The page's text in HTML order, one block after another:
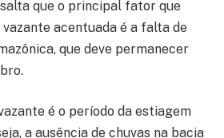
que o principal fator que
acentuada é a falta de
que deve permanecer
é o período da estiagem
a ausência de chuvas na bacia